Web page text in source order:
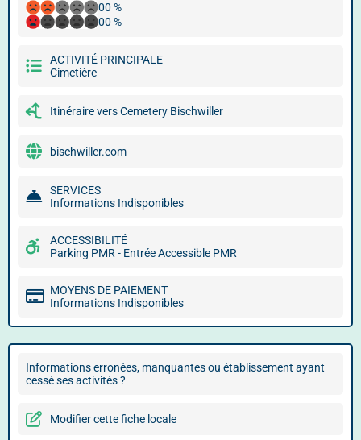
00 %
00 %
ACTIVITÉ PRINCIPALE
Cimetière
Itinéraire vers Cemetery Bischwiller
bischwiller.com
SERVICES
Informations Indisponibles
ACCESSIBILITÉ
Parking PMR - Entrée Accessible PMR
MOYENS DE PAIEMENT
Informations Indisponibles
Informations erronées, manquantes ou établissement ayant
cessé ses activités ?
Modifier cette fiche locale